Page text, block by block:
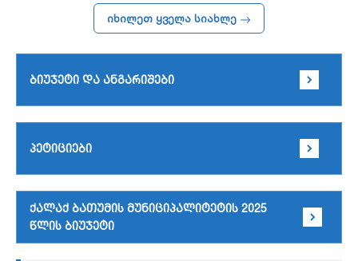
ბიუჯეტი და ანგარიშები
პეტიციები
ქალაქ ბათუმის მუნიციპალიტეტის 2025
წლის ბიუჯეტი
იხილეთ ყველა სიახლე